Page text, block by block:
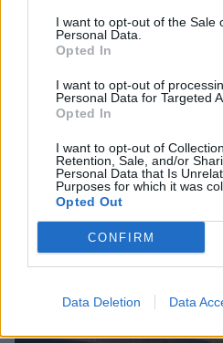
I want to opt-out of the Sale
Personal Data.
Opted In
I want to opt-out of
Personal Data for Targeted
Opted In
I want to opt-out of
Retention, Sale, and/or
Personal Data that Is
Purposes for which it was
Opted Out
CONFIRM
Data Deletion Data
MATKAILU
Finnairin
jatkossa toinen
matkustajille
4